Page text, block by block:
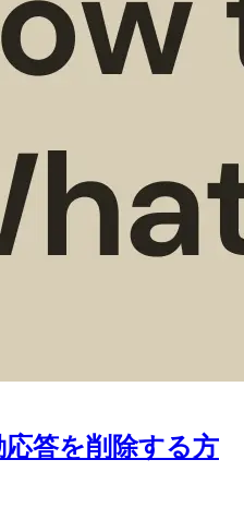
答を削除する方